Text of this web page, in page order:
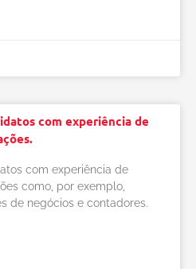
com experiência de
com experiência de
como, por exemplo,
de negócios e contadores.